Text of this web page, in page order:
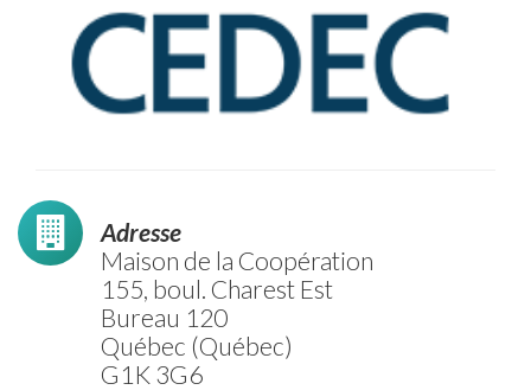
Adresse
Maison de la Coopération
155, boul. Charest Est
Bureau 120
Québec (Québec)
G1K 3G6